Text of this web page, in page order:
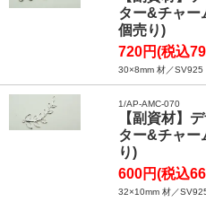
ター&チャー
個売り)
720円(税込
30×8mm 材／SV925
1/AP-AMC-070
【副資材】
ター&チャー
り)
600円(税込
32×10mm 材／